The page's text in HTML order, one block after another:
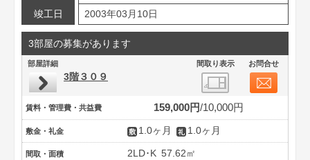
竣工日 2003年03月10日
3部屋の募集があります
部屋詳細 間取り表示 お問合せ
3階３０９
賃料・管理費・共益費 159,000円 10,000円
敷金・礼金 1.0ヶ月 1.0ヶ月
間取・面積 2LD･K 57.62㎡